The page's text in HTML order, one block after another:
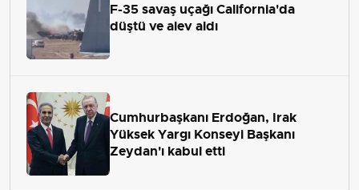
F-35 savaş uçağı California'da
düştü ve alev aldı
Cumhurbaşkanı Erdoğan, Irak
Yüksek Yargı Konseyi Başkanı
Zeydan'ı kabul etti